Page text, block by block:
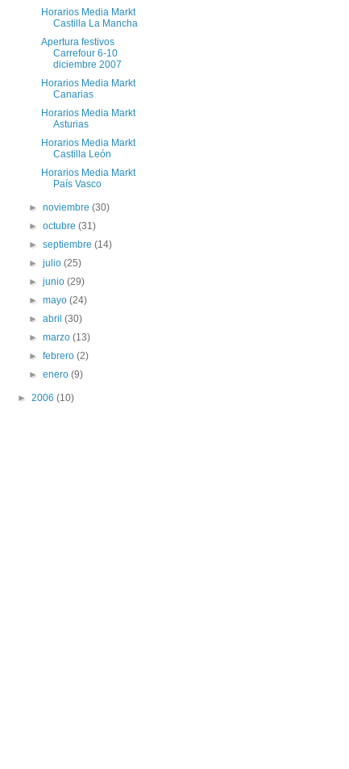
Horarios Media Markt
Castilla La Mancha
Apertura festivos
Carrefour 6-10
diciembre 2007
Horarios Media Markt
Canarias
Horarios Media Markt
Asturias
Horarios Media Markt
Castilla León
Horarios Media Markt
País Vasco
►noviembre(30)
►octubre(31)
►septiembre(14)
►julio(25)
►junio(29)
►mayo(24)
►abril(30)
►marzo(13)
►febrero(2)
►enero(9)
► 2006 (10)